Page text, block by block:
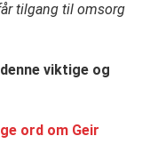
tilgang til omsorg
viktige og
ord om Geir